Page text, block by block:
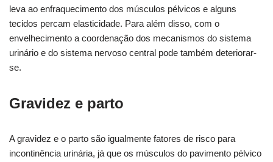
leva ao enfraquecimento dos músculos pélvicos e alguns
tecidos percam elasticidade. Para além disso, com o
envelhecimento a coordenação dos mecanismos do sistema
urinário e do sistema nervoso central pode também deteriorar-
se.
Gravidez e parto
A gravidez e o parto são igualmente fatores de risco para
incontinência urinária, já que os músculos do pavimento pélvico